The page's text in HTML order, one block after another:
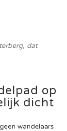
dat
op
dicht
wandelaars